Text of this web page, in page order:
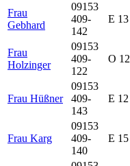
Frau
Gebhard
09153
409-
142
E 13
Frau
Holzinger
09153
409-
122
O 12
Frau Hüßner
09153
409-
143
E 12
Frau Karg
09153
409-
140
E 15